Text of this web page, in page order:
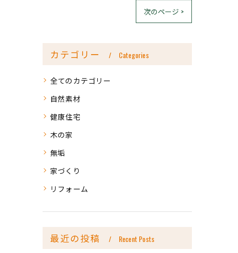
次のページ >
カテゴリー Categories
全てのカテゴリー
自然素材
健康住宅
木の家
無垢
家づくり
リフォーム
最近の投稿 Recent Posts